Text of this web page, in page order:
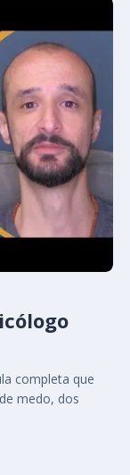
completa que
medo, dos